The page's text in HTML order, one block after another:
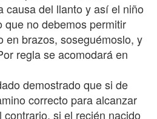
causa del llanto y así el niño
no debemos permitir
en brazos, soseguémoslo, y
regla se acomodará en
demostrado que si de
correcto para alcanzar
contrario, si el recién nacido